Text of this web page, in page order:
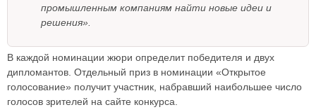
промышленным компаниям найти новые идеи и
решения».
В каждой номинации жюри определит победителя и двух
дипломантов. Отдельный приз в номинации «Открытое
голосование» получит участник, набравший наибольшее число
голосов зрителей на сайте конкурса.